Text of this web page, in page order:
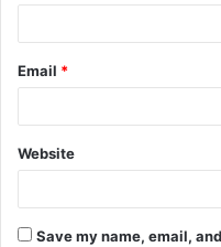
Email *
Website
Save my name, email,